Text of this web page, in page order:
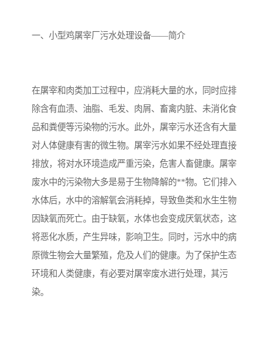
一、小型鸡屠宰厂污水处理设备——简介
在屠宰和肉类加工过程中，应消耗大量的水，同时应排
除含有血渍、油脂、毛发、肉屑、畜禽内脏、未消化食
品和粪便等污染物的污水。此外，屠宰污水还含有大量
对人体健康有害的微生物。屠宰污水如果不经处理直接
排放，将对水环境造成严重污染，危害人畜健康。屠宰
废水中的污染物大多是易于生物降解的**物。它们排入
水体后，水中的溶解氧会消耗掉，导致鱼类和水生生物
因缺氧而死亡。由于缺氧，水体也会变成厌氧状态，这
将恶化水质，产生异味，影响卫生。同时，污水中的病
原微生物会大量繁殖，危及人们的健康。为了保护生态
环境和人类健康，有必要对屠宰废水进行处理，其污
染。
污水提升泵站 口腔科污水处理设备
风景区生活污水处理一体
化设备
一体化污水处理设备
无动力一体化污水处理设 服务区一体化污水处理设
备
成套生活污水处理设备 小型污水处理设备
肉制品加工污水处理设备 农村一体化污水处理设备
金属配件洗涤污水处理设